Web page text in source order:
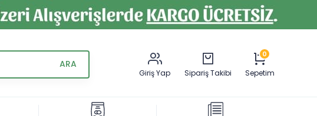
Giriş Yap
Sipariş Takibi
0
Sepetim